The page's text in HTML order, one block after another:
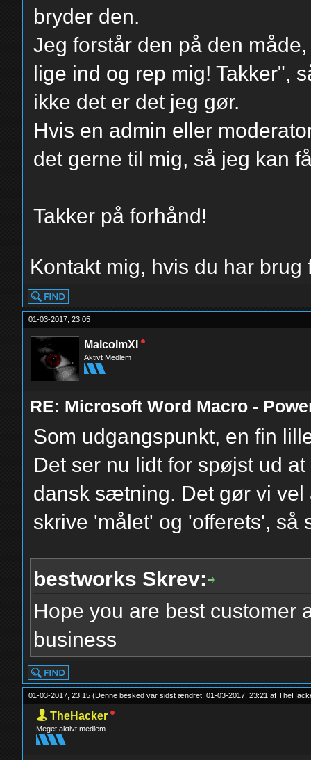
bryder den.
Jeg forstår den på den
lige ind og rep mig! Takker",
ikke det er det jeg gør.
Hvis en admin eller
det gerne til mig, så jeg kan
Takker på forhånd!
Kontakt mig, hvis du har
01-03-2017, 23:05
MalcolmXI
Aktivt Medlem
RE: Microsoft Word Macro -
Som udgangspunkt, en fin
Det ser nu lidt for spøjst ud
dansk sætning. Det gør vi vel
skrive 'målet' og 'offerets', så
bestworks Skrev:
Hope you are best customer
business
01-03-2017, 23:15(Denne besked var sidst ændret: 01-03-2017, 23:21 af
TheHacker
Meget aktivt medlem